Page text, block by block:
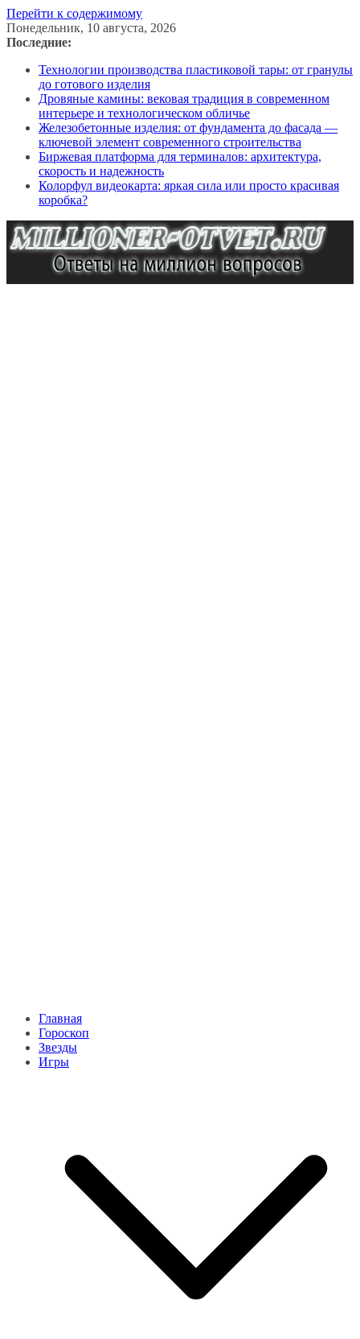
Перейти к содержимому
Понедельник, 10 августа, 2026
Последние:
Технологии производства пластиковой тары: от гранулы
до готового изделия
Дровяные камины: вековая традиция в современном
интерьере и технологическом обличье
Железобетонные изделия: от фундамента до фасада —
ключевой элемент современного строительства
Биржевая платформа для терминалов: архитектура,
скорость и надежность
Колорфул видеокарта: яркая сила или просто красивая
коробка?
Главная
Гороскоп
Звезды
Игры